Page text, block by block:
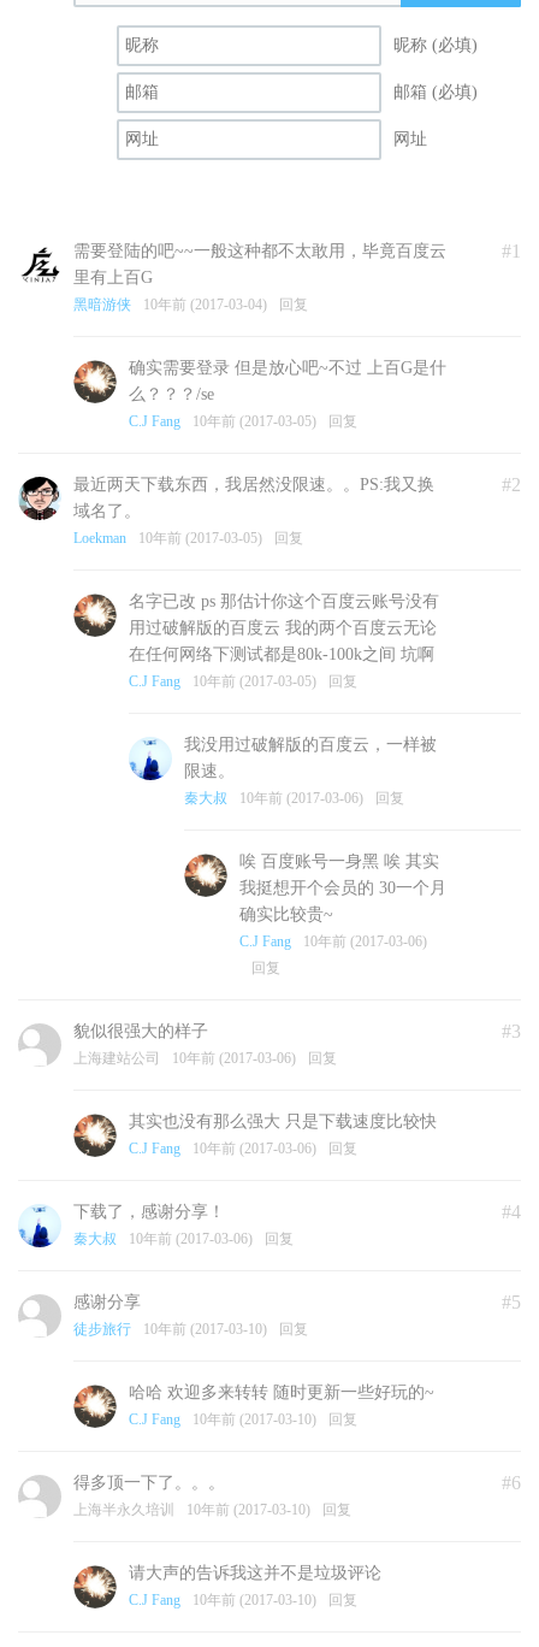
昵称 (必填)
邮箱 (必填)
网址
#1
需要登陆的吧~~一般这种都不太敢用，毕竟百度云
里有上百G
黑暗游侠 10年前 (2017-03-04) 回复
确实需要登录 但是放心吧~不过 上百G是什
么？？？/se
C.J Fang 10年前 (2017-03-05) 回复
#2
最近两天下载东西，我居然没限速。。PS:我又换
域名了。
Loekman 10年前 (2017-03-05) 回复
名字已改 ps 那估计你这个百度云账号没有
用过破解版的百度云 我的两个百度云无论
在任何网络下测试都是80k-100k之间 坑啊
C.J Fang 10年前 (2017-03-05) 回复
我没用过破解版的百度云，一样被
限速。
秦大叔 10年前 (2017-03-06) 回复
唉 百度账号一身黑 唉 其实
我挺想开个会员的 30一个月
确实比较贵~
C.J Fang
10年前 (2017-03-06)
回复
#3
貌似很强大的样子
上海建站公司 10年前 (2017-03-06) 回复
其实也没有那么强大 只是下载速度比较快
C.J Fang 10年前 (2017-03-06) 回复
#4
下载了，感谢分享！
秦大叔 10年前 (2017-03-06) 回复
#5
感谢分享
徒步旅行 10年前 (2017-03-10) 回复
哈哈 欢迎多来转转 随时更新一些好玩的~
C.J Fang 10年前 (2017-03-10) 回复
#6
得多顶一下了。。。
上海半永久培训 10年前 (2017-03-10) 回复
请大声的告诉我这并不是垃圾评论
C.J Fang 10年前 (2017-03-10) 回复